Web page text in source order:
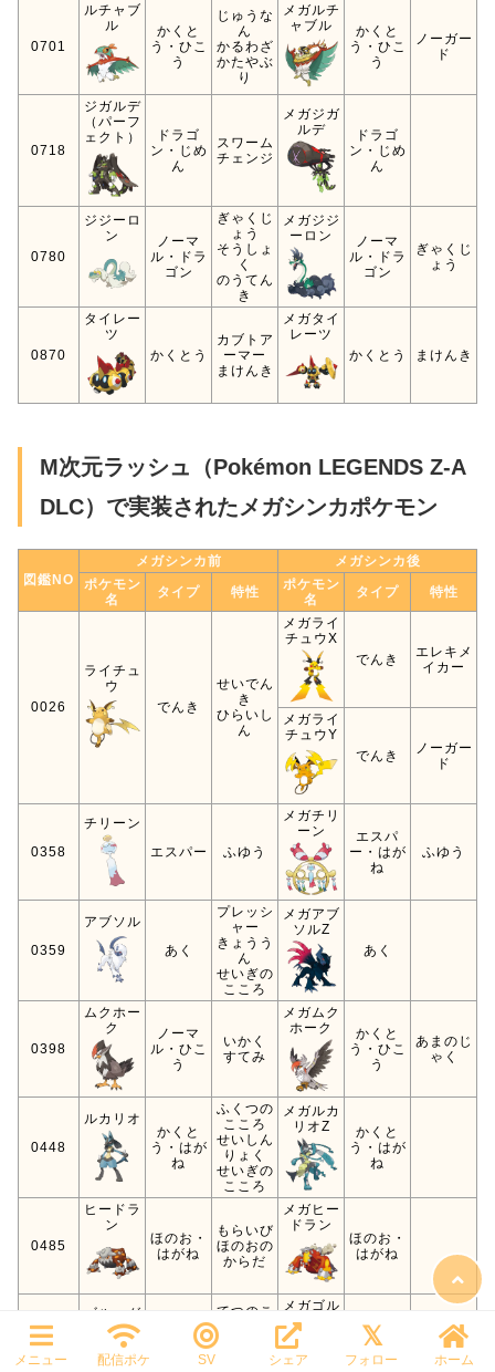
0701
ルチャブ
ル
かくと
う・ひこ
う
じゅうな
ん
かるわざ
かたやぶ
り
メガルチ
ャブル
かくと
う・ひこ
う
ノーガー
ド
0718
ジガルデ
（パーフ
ェクト）
ドラゴ
ン・じめ
ん
スワーム
チェンジ
メガジガ
ルデ
ドラゴ
ン・じめ
ん
0780
ジジーロ
ン
ノーマ
ル・ドラ
ゴン
ぎゃくじ
ょう
そうしょ
く
のうてん
き
メガジジ
ーロン
ノーマ
ル・ドラ
ゴン
ぎゃくじ
ょう
0870
タイレー
ツ
かくとう
カブトア
ーマー
まけんき
メガタイ
レーツ
かくとう
まけんき
M次元ラッシュ（Pokémon LEGENDS Z-A
DLC）で実装されたメガシンカポケモン
図鑑NO
メガシンカ前
メガシンカ後
ポケモン
名
タイプ 特性
ポケモン
名
タイプ 特性
0026
ライチュ
ウ
でんき
せいでん
き
ひらいし
ん
メガライ
チュウX
でんき
エレキメ
イカー
メガライ
チュウY
でんき
ノーガー
ド
0358
チリーン
エスパー
ふゆう
メガチリ
ーン
エスパ
ー・はが
ね
ふゆう
0359
アブソル
あく
プレッシ
ャー
きょうう
ん
せいぎの
こころ
メガアブ
ソルZ
あく
0398
ムクホー
ク
ノーマ
ル・ひこ
う
いかく
すてみ
メガムク
ホーク
かくと
う・ひこ
う
あまのじ
ゃく
0448
ルカリオ
かくと
う・はが
ね
ふくつの
こころ
せいしん
りょく
せいぎの
こころ
メガルカ
リオZ
かくと
う・はが
ね
0485
ヒードラ
ン
ほのお・
はがね
もらいび
ほのおの
からだ
メガヒー
ドラン
ほのお・
はがね
0623
ゴルーグ
じめん・
ゴースト
てつのこ
ぶきよう
ノーガー
メガゴル
ーグ
じめん・
ゴースト
ふかしの
こぶし
メニュー 配信ポケ SV シェア フォロー ホーム